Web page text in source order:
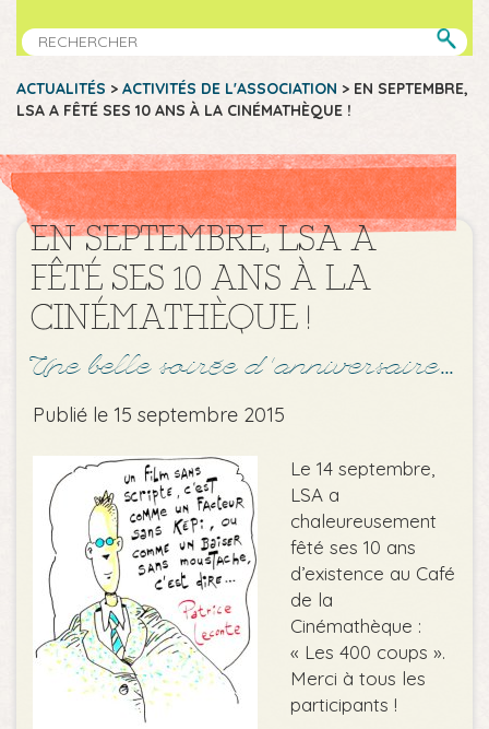
ACTUALITÉS > ACTIVITÉS DE L'ASSOCIATION > EN SEPTEMBRE,
LSA A FÊTÉ SES 10 ANS À LA CINÉMATHÈQUE !
EN SEPTEMBRE, LSA A
FÊTÉ SES 10 ANS À LA
CINÉMATHÈQUE !
Une belle soirée d ’anniversaire...
Publié le 15 septembre 2015
Le 14 septembre,
LSA a
chaleureusement
fêté ses 10 ans
d’existence au Café
de la
Cinémathèque :
« Les 400 coups ».
Merci à tous les
participants !